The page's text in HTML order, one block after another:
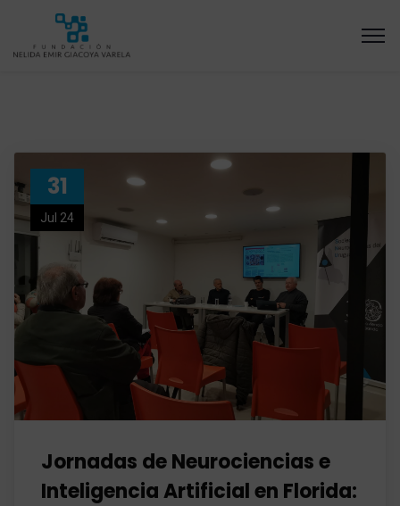
31
Jul 24
Jornadas de Neurociencias e
Inteligencia Artificial en Florida: